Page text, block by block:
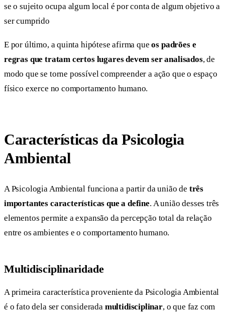
se o sujeito ocupa algum local é por conta de algum objetivo a
ser cumprido
E por último, a quinta hipótese afirma queos padrões e
regras que tratam certos lugares devem ser analisados, de
modo que se torne possível compreender a ação que o espaço
físico exerce no comportamento humano.
Características da Psicologia
Ambiental
A Psicologia Ambiental funciona a partir da união de três
importantes características que a define. A união desses três
elementos permite a expansão da percepção total da relação
entre os ambientes e o comportamento humano.
Multidisciplinaridade
A primeira característica proveniente da Psicologia Ambiental
é o fato dela ser considerada multidisciplinar, o que faz com